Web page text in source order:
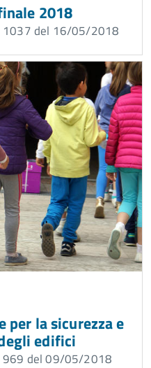
2018
1037 del 16/05/2018
per la sicurezza e
edifici
969 del 09/05/2018